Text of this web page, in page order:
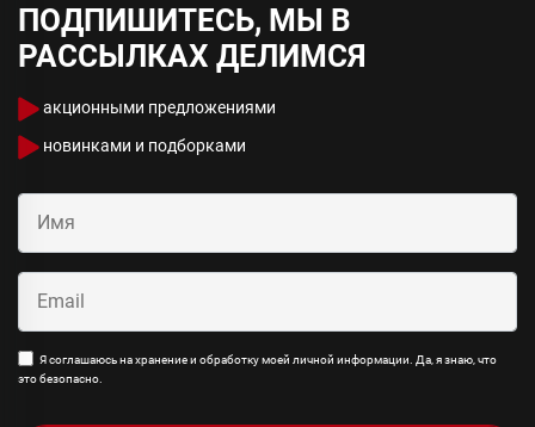
ПОДПИШИТЕСЬ, МЫ В
РАССЫЛКАХ ДЕЛИМСЯ
акционными предложениями
новинками и подборками
Я соглашаюсь на хранение и обработку моей личной информации. Да, я знаю, что
это безопасно.